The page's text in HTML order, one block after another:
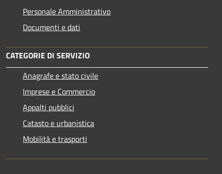
Personale Amministrativo
Documenti e dati
CATEGORIE DI SERVIZIO
Anagrafe e stato civile
Imprese e Commercio
Appalti pubblici
Catasto e urbanistica
Mobilità e trasporti